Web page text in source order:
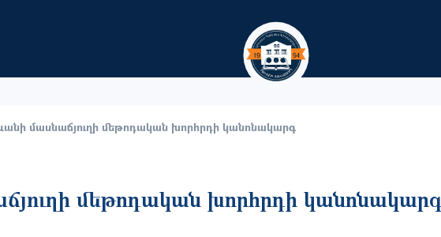
մասնաճյուղի մեթոդական խորհրդի կանոնակարգ
մեթոդական խորհրդի կանոնակարգ